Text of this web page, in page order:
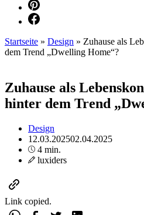
Startseite » Design » Zuhause als
dem Trend „Dwelling Home“?
Zuhause als
hinter dem Trend
Design
12.03.202502.04.2025
4 min.
luxiders
Link copied.